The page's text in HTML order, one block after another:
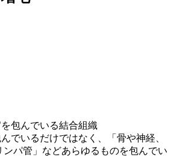
包んでいる結合組織
でいるだけではなく、「骨や神経、
ンパ管」などあらゆるものを包んでい